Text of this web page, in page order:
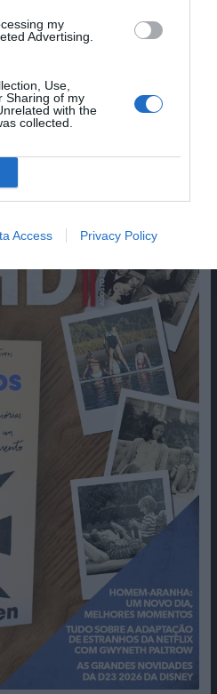
my
Advertising.
Use,
Sharing of my
with the
collected.
Access Privacy Policy